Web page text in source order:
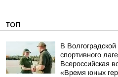
ТОП
В
спортивного
Всероссийская
«Время юных